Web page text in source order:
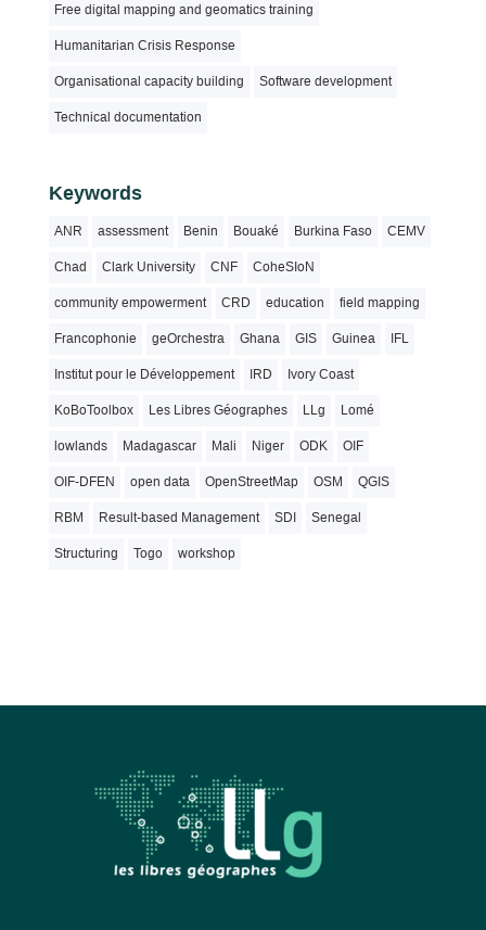
Free digital mapping and geomatics training
Humanitarian Crisis Response
Organisational capacity building Software development
Technical documentation
Keywords
ANR assessment Benin Bouaké Burkina Faso CEMV
Chad Clark University CNF CoheSIoN
community empowerment CRD education field mapping
Francophonie geOrchestra Ghana GIS Guinea IFL
Institut pour le Développement IRD Ivory Coast
KoBoToolbox Les Libres Géographes LLg Lomé
lowlands Madagascar Mali Niger ODK OIF
OIF-DFEN open data OpenStreetMap OSM QGIS
RBM Result-based Management SDI Senegal
Structuring Togo workshop